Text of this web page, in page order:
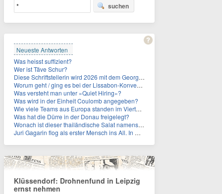
suchen
Neueste Antworten
Was heisst suffizient?
Wer ist Täve Schur?
Diese Schriftstellerin wird 2026 mit dem Georg-Büchner-Preis ausgezeichnet. Wie heißt sie?
Worum geht / ging es bei der Lissabon-Konvention?
Was versteht man unter »Quiet Hiring«?
Was wird in der Einheit Coulomb angegeben?
Wie viele Teams aus Europa standen im Viertelfinale der Fußball-WM 2026 in Mexiko, den USA und Kanada?
Was hat die Dürre in der Donau freigelegt?
Wonach ist dieser thailändische Salat namens Nam Tok benannt?
Juri Gagarin flog als erster Mensch ins All. In welchem Jahr?
Klüssendorf: Drohnenfund in Leipzig
ernst nehmen